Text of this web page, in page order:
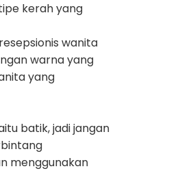
kerah yang
wanita
warna yang
yang
batik, jadi jangan
menggunakan